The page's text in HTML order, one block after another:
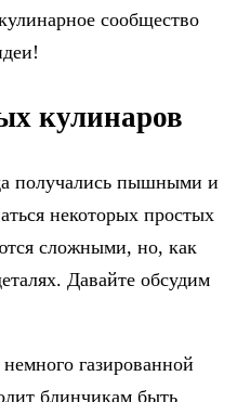
сообщество
кулинаров
получались пышными и
некоторых простых
сложными, но, как
Давайте обсудим
газированной
блинчикам быть